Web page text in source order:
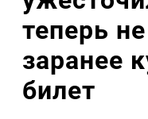
теперь
заранее
билет